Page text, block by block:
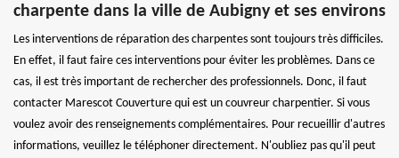
charpente dans la ville de Aubigny et ses environs
Les interventions de réparation des charpentes sont toujours très difficiles.
En effet, il faut faire ces interventions pour éviter les problèmes. Dans ce
cas, il est très important de rechercher des professionnels. Donc, il faut
contacter Marescot Couverture qui est un couvreur charpentier. Si vous
voulez avoir des renseignements complémentaires. Pour recueillir d'autres
informations, veuillez le téléphoner directement. N'oubliez pas qu'il peut